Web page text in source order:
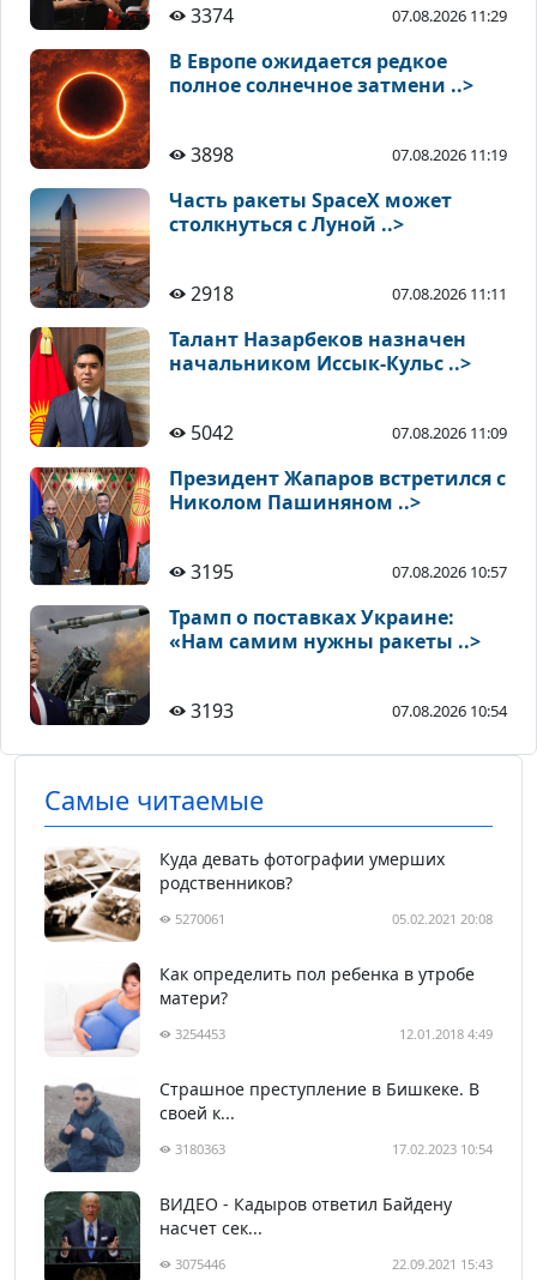
3374 07.08.2026 11:29
В Европе ожидается редкое
полное солнечное затмени ..>
3898 07.08.2026 11:19
Часть ракеты SpaceX может
столкнуться с Луной ..>
2918 07.08.2026 11:11
Талант Назарбеков назначен
начальником Иссык-Кульс ..>
5042 07.08.2026 11:09
Президент Жапаров встретился с
Николом Пашиняном ..>
3195 07.08.2026 10:57
Трамп о поставках Украине:
«Нам самим нужны ракеты ..>
3193 07.08.2026 10:54
Самые читаемые
Куда девать фотографии умерших
родственников?
5270061 05.02.2021 20:08
Как определить пол ребенка в утробе
матери?
3254453 12.01.2018 4:49
Страшное преступление в Бишкеке. В
своей к...
3180363 17.02.2023 10:54
ВИДЕО - Кадыров ответил Байдену
насчет сек...
3075446 22.09.2021 15:43